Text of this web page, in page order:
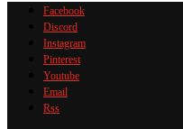
Facebook
Discord
Instagram
Pinterest
Youtube
Email
Rss